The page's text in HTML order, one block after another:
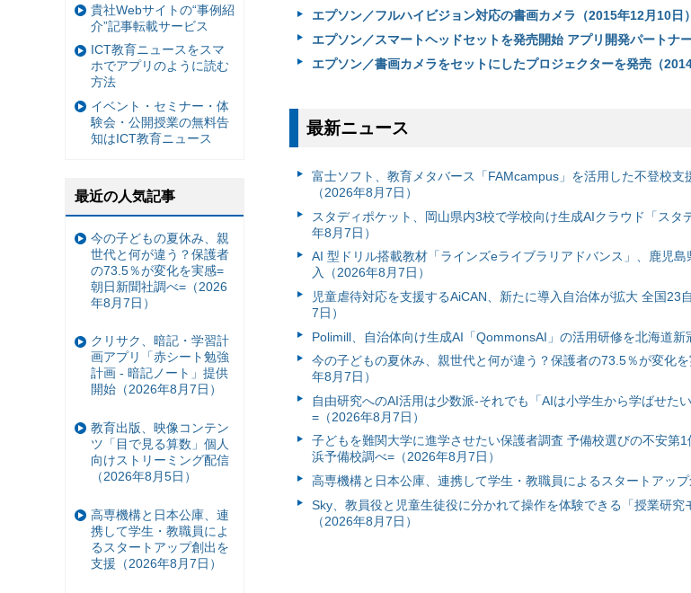
エプソン／フルハイビジョン対応の書画カメラ（2015年12月10日）
エプソン／スマートヘッドセットを発売開始 アプリ開発パートナ
エプソン／書画カメラをセットにしたプロジェクターを発売（
最新ニュース
富⼠ソフト、教育メタバース「FAMcampus」を活用した不登校支
（2026年8月7日）
スタディポケット、岡山県内3校で学校向け生成AIクラウド「スタ
年8月7日）
AI 型ドリル搭載教材「ラインズeライブラリアドバンス」、鹿児
入（2026年8月7日）
児童虐待対応を支援するAiCAN、新たに導入自治体が拡大 全国23
7日）
Polimill、自治体向け生成AI「QommonsAI」の活用研修を北海道新
今の子どもの夏休み、親世代と何が違う？保護者の73.5％が変化
年8月7日）
自由研究へのAI活用は少数派-それでも「AIは小学生から学ばせた
=（2026年8月7日）
子どもを難関大学に進学させたい保護者調査 予備校選びの不安第
浜予備校調べ=（2026年8月7日）
高専機構と日本公庫、連携して学生・教職員によるスタートアップ
Sky、教員役と児童生徒役に分かれて操作を体験できる「授業研
（2026年8月7日）
貴社Webサイトの“事例紹
介”記事転載サービス
ICT教育ニュースをスマ
ホでアプリのように読む
方法
イベント・セミナー・体
験会・公開授業の無料告
知はICT教育ニュース
最近の人気記事
今の子どもの夏休み、親
世代と何が違う？保護者
の73.5％が変化を実感=
朝日新聞社調べ=（2026
年8月7日）
クリサク、暗記・学習計
画アプリ「赤シート勉強
計画 - 暗記ノート」提供
開始（2026年8月7日）
教育出版、映像コンテン
ツ「目で見る算数」個人
向けストリーミング配信
（2026年8月5日）
高専機構と日本公庫、連
携して学生・教職員によ
るスタートアップ創出を
支援（2026年8月7日）